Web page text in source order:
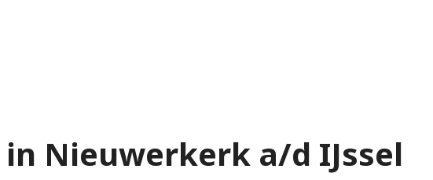
Nieuwerkerk a/d IJssel